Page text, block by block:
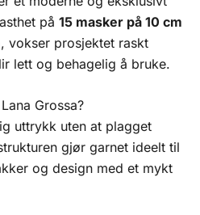
på 15 masker på 10 cm
, vokser prosjektet raskt
lett og behagelig å bruke.
Grossa?
uttrykk uten at plagget
gjør garnet ideelt til
og design med et mykt